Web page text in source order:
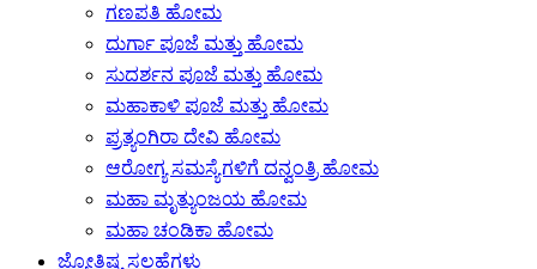
ಗಣಪತಿ ಹೋಮ
ದುರ್ಗಾ ಪೂಜೆ ಮತ್ತು ಹೋಮ
ಸುದರ್ಶನ ಪೂಜೆ ಮತ್ತು ಹೋಮ
ಮಹಾಕಾಳಿ ಪೂಜೆ ಮತ್ತು ಹೋಮ
ಪ್ರತ್ಯಂಗಿರಾ ದೇವಿ ಹೋಮ
ಆರೋಗ್ಯ ಸಮಸ್ಯೆಗಳಿಗೆ ದನ್ವಂತ್ರಿ ಹೋಮ
ಮಹಾ ಮೃತ್ಯುಂಜಯ ಹೋಮ
ಮಹಾ ಚಂಡಿಕಾ ಹೋಮ
ಜ್ಯೋತಿಷ್ಯ ಸಲಹೆಗಳು